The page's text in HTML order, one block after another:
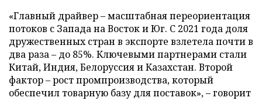
«Главный драйвер – масштабная переориентация
потоков с Запада на Восток и Юг. С 2021 года доля
дружественных стран в экспорте взлетела почти в
два раза – до 85%. Ключевыми партнерами стали
Китай, Индия, Белоруссия и Казахстан. Второй
фактор – рост промпроизводства, который
обеспечил товарную базу для поставок», – говорит